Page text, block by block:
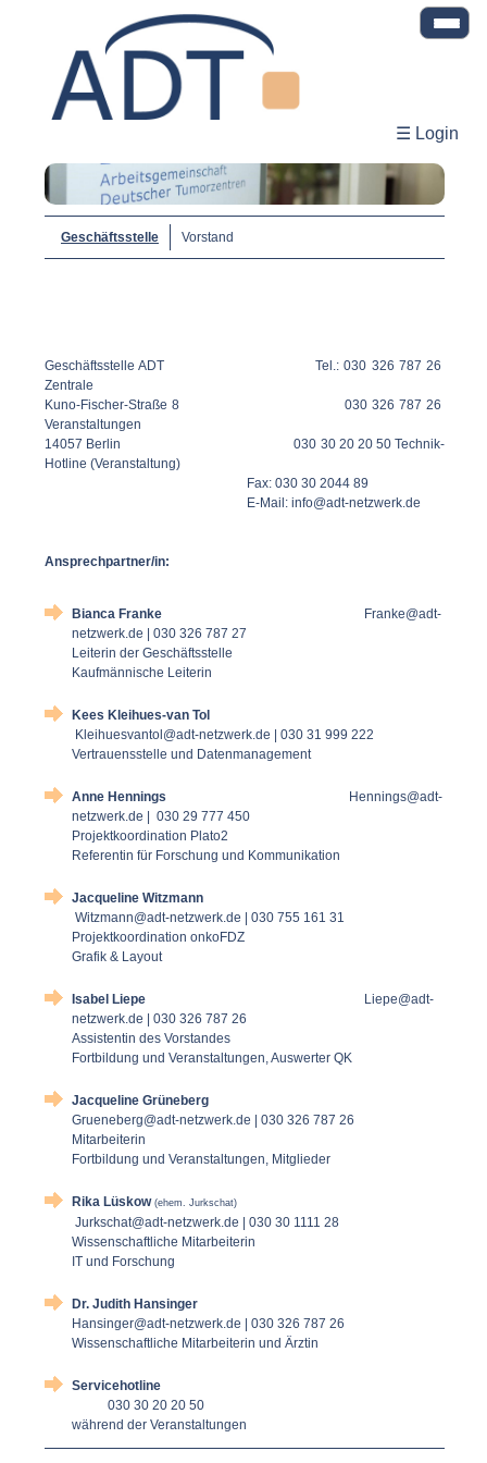
☰ Login
Geschäftsstelle Vorstand
Geschäftsstelle ADT Tel.: 030 326 787 26
Zentrale
Kuno-Fischer-Straße 8 030 326 787 26
Veranstaltungen
14057 Berlin 030 30 20 20 50 Technik-
Hotline (Veranstaltung)
Fax: 030 30 2044 89
E-Mail: info@adt-netzwerk.de
Ansprechpartner/in:
Bianca Franke
Franke@adt-
netzwerk.de | 030 326 787 27
Leiterin der Geschäftsstelle
Kaufmännische Leiterin
Kees Kleihues-van Tol
Kleihuesvantol@adt-netzwerk.de | 030 31 999 222
Vertrauensstelle und Datenmanagement
Anne Hennings
Hennings@adt-
netzwerk.de | 030 29 777 450
Projektkoordination Plato2
Referentin für Forschung und Kommunikation
Jacqueline Witzmann
Witzmann@adt-netzwerk.de | 030 755 161 31
Projektkoordination onkoFDZ
Grafik & Layout
Isabel Liepe
Liepe@adt-
netzwerk.de | 030 326 787 26
Assistentin des Vorstandes
Fortbildung und Veranstaltungen, Auswerter QK
Jacqueline Grüneberg
Grueneberg@adt-netzwerk.de | 030 326 787 26
Mitarbeiterin
Fortbildung und Veranstaltungen, Mitglieder
Rika Lüskow (ehem. Jurkschat)
Jurkschat@adt-netzwerk.de | 030 30 1111 28
Wissenschaftliche Mitarbeiterin
IT und Forschung
Dr. Judith Hansinger
Hansinger@adt-netzwerk.de | 030 326 787 26
Wissenschaftliche Mitarbeiterin und Ärztin
Servicehotline
030 30 20 20 50
während der Veranstaltungen